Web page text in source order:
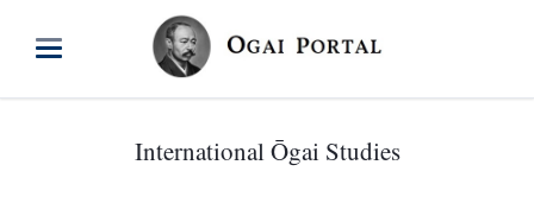
International Ōgai Studies